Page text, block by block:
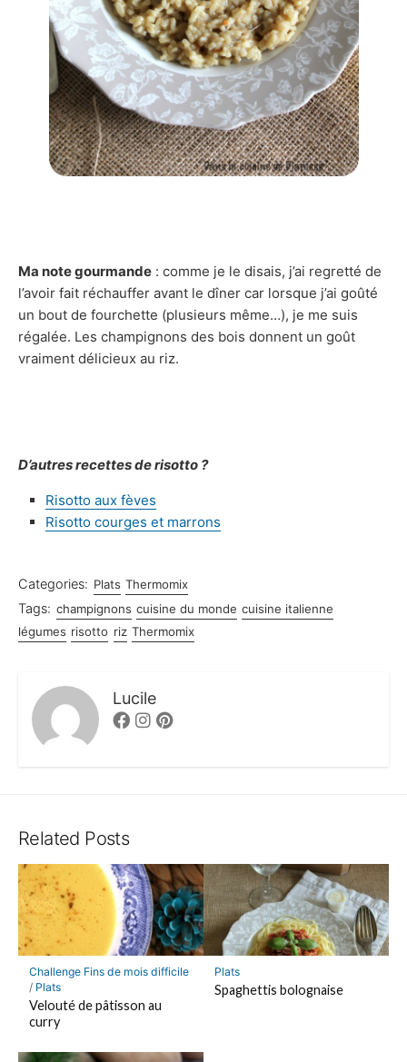
Ma note gourmande : comme je le disais, j’ai regretté de
l’avoir fait réchauffer avant le dîner car lorsque j’ai goûté
un bout de fourchette (plusieurs même…), je me suis
régalée. Les champignons des bois donnent un goût
vraiment délicieux au riz.
D’autres recettes de risotto ?
Risotto aux fèves
Risotto courges et marrons
Categories: Plats Thermomix
Tags: champignons cuisine du monde cuisine italienne
légumes risotto riz Thermomix
Lucile
FacebookInstagram
Pinterest
Related Posts
Challenge Fins de mois difficile
/ Plats
Velouté de pâtisson au
curry
Plats
Spaghettis bolognaise